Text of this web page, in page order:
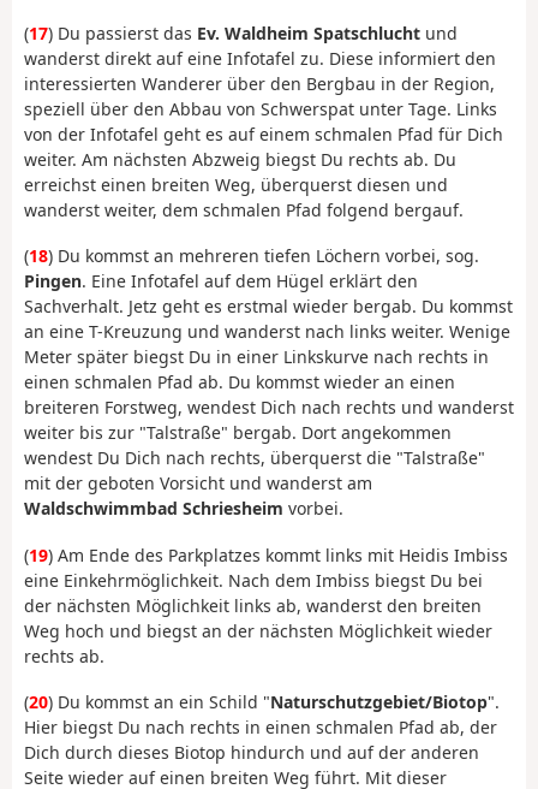
(17) Du passierst das Ev. Waldheim Spatschlucht und
wanderst direkt auf eine Infotafel zu. Diese informiert den
interessierten Wanderer über den Bergbau in der Region,
speziell über den Abbau von Schwerspat unter Tage. Links
von der Infotafel geht es auf einem schmalen Pfad für Dich
weiter. Am nächsten Abzweig biegst Du rechts ab. Du
erreichst einen breiten Weg, überquerst diesen und
wanderst weiter, dem schmalen Pfad folgend bergauf.
(18) Du kommst an mehreren tiefen Löchern vorbei, sog.
Pingen. Eine Infotafel auf dem Hügel erklärt den
Sachverhalt. Jetz geht es erstmal wieder bergab. Du kommst
an eine T-Kreuzung und wanderst nach links weiter. Wenige
Meter später biegst Du in einer Linkskurve nach rechts in
einen schmalen Pfad ab. Du kommst wieder an einen
breiteren Forstweg, wendest Dich nach rechts und wanderst
weiter bis zur "Talstraße" bergab. Dort angekommen
wendest Du Dich nach rechts, überquerst die "Talstraße"
mit der geboten Vorsicht und wanderst am
Waldschwimmbad Schriesheim vorbei.
(19) Am Ende des Parkplatzes kommt links mit Heidis Imbiss
eine Einkehrmöglichkeit. Nach dem Imbiss biegst Du bei
der nächsten Möglichkeit links ab, wanderst den breiten
Weg hoch und biegst an der nächsten Möglichkeit wieder
rechts ab.
(20) Du kommst an ein Schild "Naturschutzgebiet/Biotop".
Hier biegst Du nach rechts in einen schmalen Pfad ab, der
Dich durch dieses Biotop hindurch und auf der anderen
Seite wieder auf einen breiten Weg führt. Mit dieser